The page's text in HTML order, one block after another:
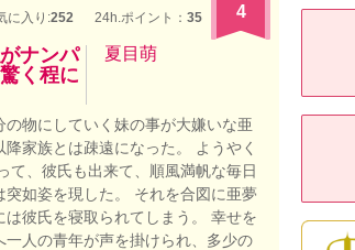
に入り:252 24h.ポイント： 35 4
ナンパ
く程に
夏目萌
物にしていく妹の事が大嫌いな亜
家族とは疎遠になった。 ようやく
て、彼氏も出来て、順風満帆な毎日
如姿を現した。 それを合図に亜夢
彼氏を寝取られてしまう。 幸せを
人の青年が声を掛けられ、多少の